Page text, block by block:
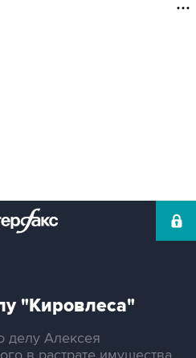
"Кировлеса"
делу Алексея